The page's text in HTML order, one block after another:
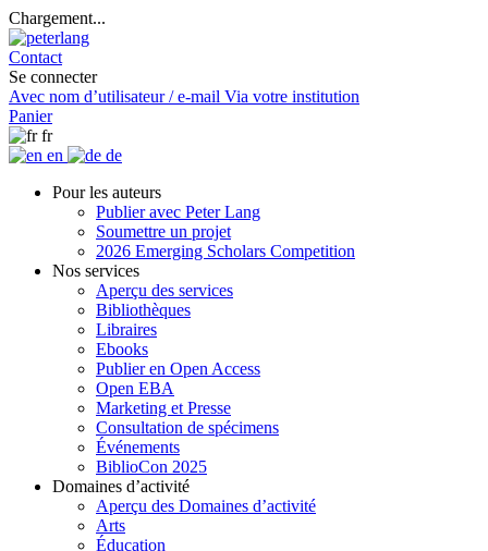
Chargement...
Contact
Se connecter
Avec nom d’utilisateur / e-mail Via votre institution
Panier
fr
en
de
Pour les auteurs
Publier avec Peter Lang
Soumettre un projet
2026 Emerging Scholars Competition
Nos services
Aperçu des services
Bibliothèques
Libraires
Ebooks
Publier en Open Access
Open EBA
Marketing et Presse
Consultation de spécimens
Événements
BiblioCon 2025
Domaines d’activité
Aperçu des Domaines d’activité
Arts
Éducation